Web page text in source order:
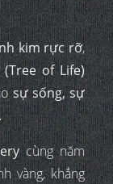
kim rực rỡ,
of Life)
sự sống, sự
cùng năm
vàng, khẳng